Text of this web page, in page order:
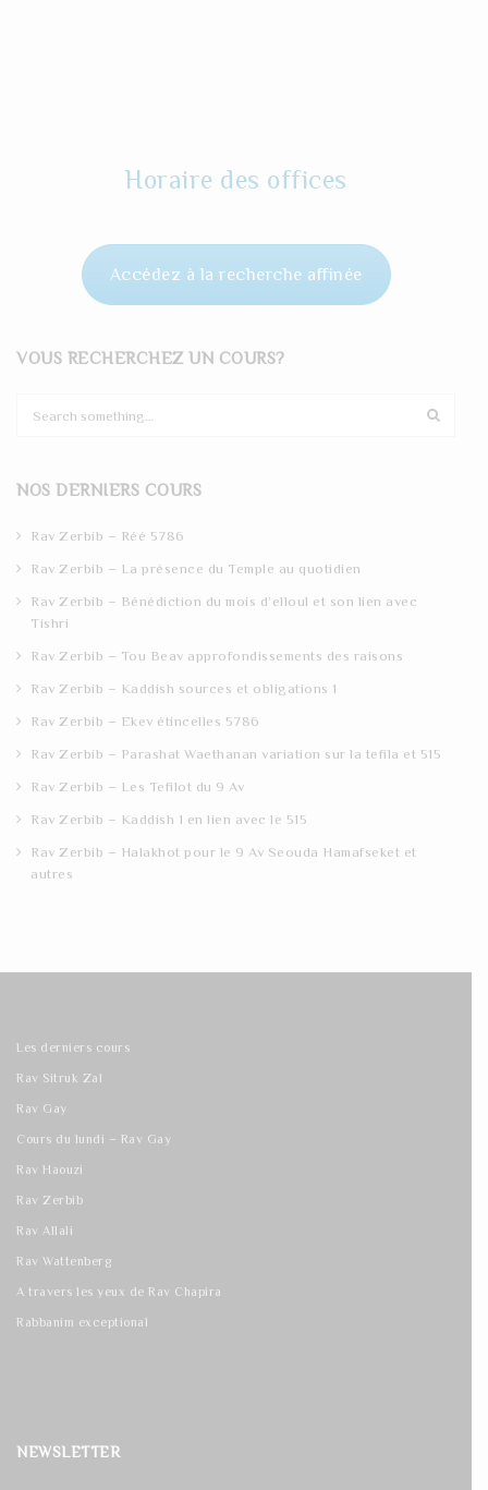
Horaire des offices
Accédez à la recherche affinée
VOUS RECHERCHEZ UN COURS?
c
NOS DERNIERS COURS
Rav Zerbib – Réé 5786
Rav Zerbib – La présence du Temple au quotidien
Rav Zerbib – Bénédiction du mois d’elloul et son lien avec
Tishri
Rav Zerbib – Tou Beav approfondissements des raisons
Rav Zerbib – Kaddish sources et obligations 1
Rav Zerbib – Ekev étincelles 5786
Rav Zerbib – Parashat Waethanan variation sur la tefila et 515
Rav Zerbib – Les Tefilot du 9 Av
Rav Zerbib – Kaddish 1 en lien avec le 515
Rav Zerbib – Halakhot pour le 9 Av Seouda Hamafseket et
autres
Les derniers cours
Rav Sitruk Zal
Rav Gay
Cours du lundi – Rav Gay
Rav Haouzi
Rav Zerbib
Rav Allali
Rav Wattenberg
A travers les yeux de Rav Chapira
Rabbanim exceptional
NEWSLETTER